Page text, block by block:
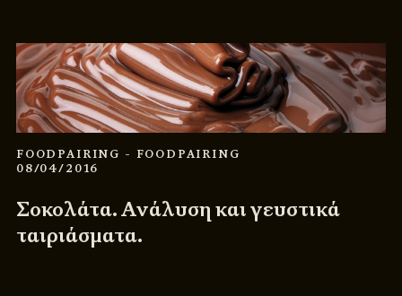
FOODPAIRING - FOODPAIRING
08/04/2016
Σοκολάτα. Ανάλυση και γευστικά
ταιριάσματα.